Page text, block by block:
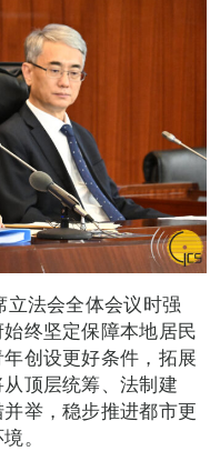
法会全体会议时强
终坚定保障本地居民
创设更好条件，拓展
顶层统筹、法制建
举，稳步推进都市更
。